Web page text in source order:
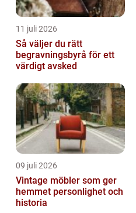
11 juli 2026
Så väljer du rätt
begravningsbyrå för ett
värdigt avsked
09 juli 2026
Vintage möbler som ger
hemmet personlighet och
historia